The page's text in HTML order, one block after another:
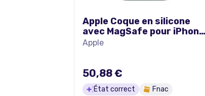
Apple Coque en silicone
avec MagSafe pour iPhone
15 Plus Cyprès
Apple
50,88 €
État correct Fnac